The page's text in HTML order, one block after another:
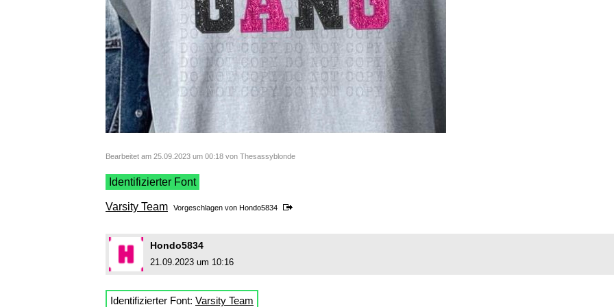
Bearbeitet am 25.09.2023 um 00:18 von Thesassyblonde
Identifizierter Font
Varsity Team Vorgeschlagen von Hondo5834
Hondo5834
21.09.2023 um 10:16
Identifizierter Font: Varsity Team